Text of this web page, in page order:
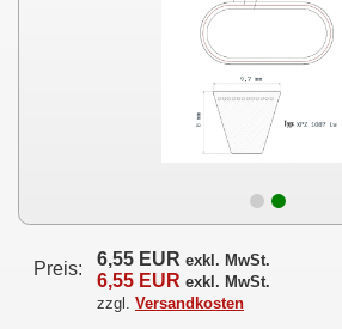
Preis: 6,55 EUR exkl. MwSt.
6,55 EUR exkl. MwSt.
zzgl. Versandkosten